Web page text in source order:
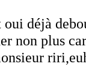
déjà
non plus